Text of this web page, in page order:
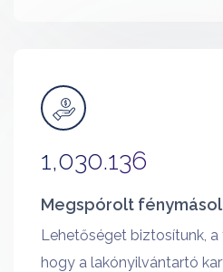
1,030.136
Megspórolt
Lehetőséget biztosítunk, a
hogy a lakónyilvántartó